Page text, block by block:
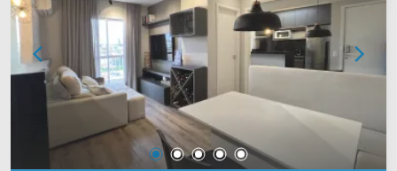
contato com a equipe da Arbix Imóveis e agende
a sua visita!! WhatsApp e Telefone: 19 3475-
mudança!